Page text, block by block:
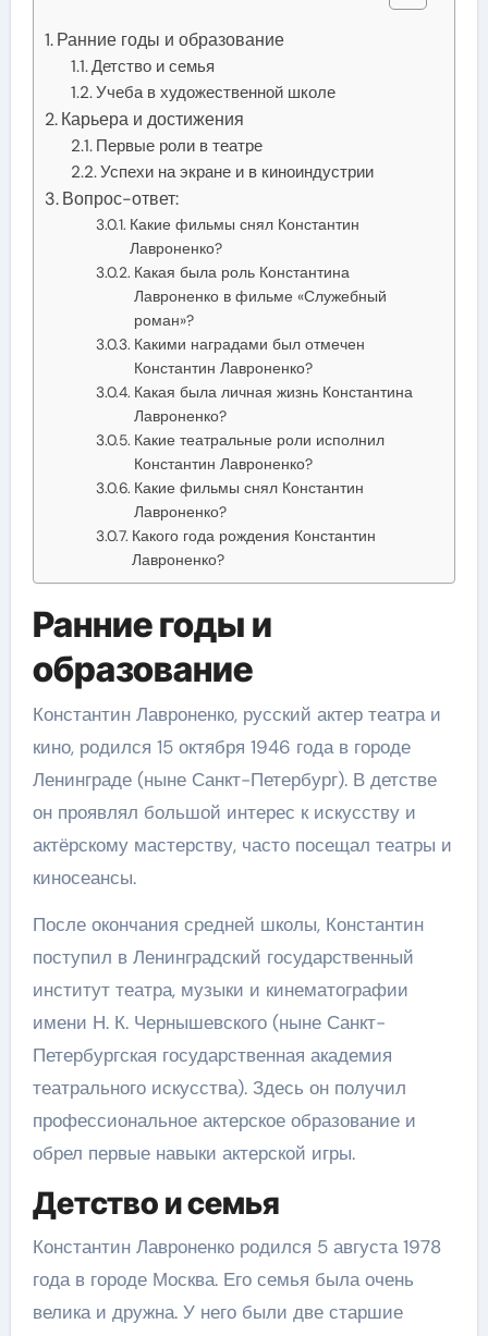
Ранние годы и образование
Детство и семья
Учеба в художественной школе
Карьера и достижения
Первые роли в театре
Успехи на экране и в киноиндустрии
Вопрос-ответ:
Какие фильмы снял Константин
Лавроненко?
Какая была роль Константина
Лавроненко в фильме «Служебный
роман»?
Какими наградами был отмечен
Константин Лавроненко?
Какая была личная жизнь Константина
Лавроненко?
Какие театральные роли исполнил
Константин Лавроненко?
Какие фильмы снял Константин
Лавроненко?
Какого года рождения Константин
Лавроненко?
Ранние годы и
образование
Константин Лавроненко, русский актер театра и
кино, родился 15 октября 1946 года в городе
Ленинграде (ныне Санкт-Петербург). В детстве
он проявлял большой интерес к искусству и
актёрскому мастерству, часто посещал театры и
киносеансы.
После окончания средней школы, Константин
поступил в Ленинградский государственный
институт театра, музыки и кинематографии
имени Н. К. Чернышевского (ныне Санкт-
Петербургская государственная академия
театрального искусства). Здесь он получил
профессиональное актерское образование и
обрел первые навыки актерской игры.
Детство и семья
Константин Лавроненко родился 5 августа 1978
года в городе Москва. Его семья была очень
велика и дружна. У него были две старшие